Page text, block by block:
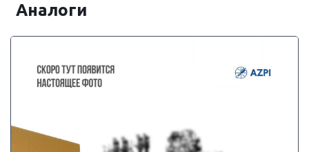
Аналоги